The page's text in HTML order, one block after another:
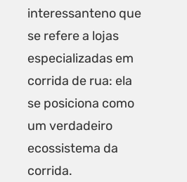
interessanteno que
se refere a lojas
especializadas em
corrida de rua: ela
se posiciona como
um verdadeiro
ecossistema da
corrida.